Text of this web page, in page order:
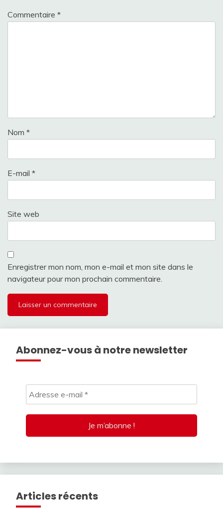
Commentaire *
Nom *
E-mail *
Site web
Enregistrer mon nom, mon e-mail et mon site dans le
navigateur pour mon prochain commentaire.
Abonnez-vous à notre newsletter
Articles récents